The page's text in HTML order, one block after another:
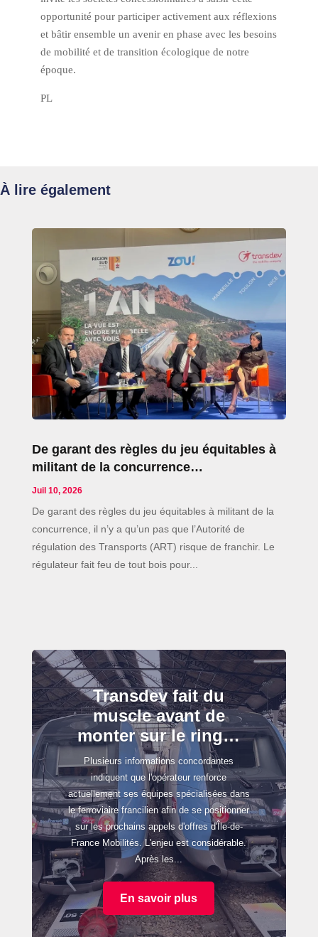
opportunité pour participer activement aux réflexions
et bâtir ensemble un avenir en phase avec les besoins
de mobilité et de transition écologique de notre
époque.
PL
À lire également
De garant des règles du jeu équitables à
militant de la concurrence…
Juil 10, 2026
De garant des règles du jeu équitables à militant de la
concurrence, il n’y a qu’un pas que l’Autorité de
régulation des Transports (ART) risque de franchir. Le
régulateur fait feu de tout bois pour...
Transdev fait du
muscle avant de
monter sur le ring…
Plusieurs informations concordantes
indiquent que l'opérateur renforce
actuellement ses équipes spécialisées dans
le ferroviaire francilien afin de se positionner
sur les prochains appels d'offres d'Île-de-
France Mobilités. L'enjeu est considérable.
Après les...
En savoir plus